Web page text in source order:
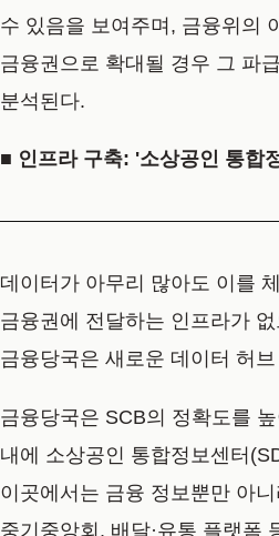
수 있음을 보여주며, 금융위의
금융권으로 확대될 경우 그 파
분석된다.
■ 인프라 구축: '소상공인 통합
데이터가 아무리 많아도 이를
금융권에 전달하는 인프라가
금융당국은 새로운 데이터 허
금융당국은 SCB의 정확도를
내에 소상공인 통합정보센터
이곳에서는 금융 정보뿐만 아
중기중앙회, 배달·유통 플랫폼